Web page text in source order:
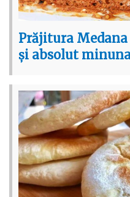
Prăjitura
și absolut